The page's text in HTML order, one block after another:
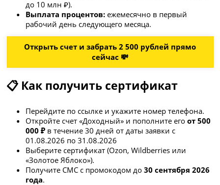
до 10 млн ₽).
Выплата процентов:ежемесячно в первый
рабочий день следующего месяца.
Открыть счет и забрать 2 500 рублей прямо
сейчас 💸
📋 Как получить сертификат
Перейдите по ссылке и укажите номер телефона.
Откройте счет «Доходный» и пополните его от 500
000 ₽в течение 30 дней от даты заявки с
01.08.2026 по 31.08.2026
Выберите сертификат (Ozon, Wildberries или
«Золотое Яблоко»).
Получите СМС с промокодом до 30 сентября 2026
года.